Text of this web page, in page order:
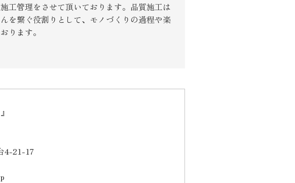
工管理をさせて頂いております。品質施工は
を繋ぐ役割りとして、モノづくりの過程や楽
ります。
4-21-17